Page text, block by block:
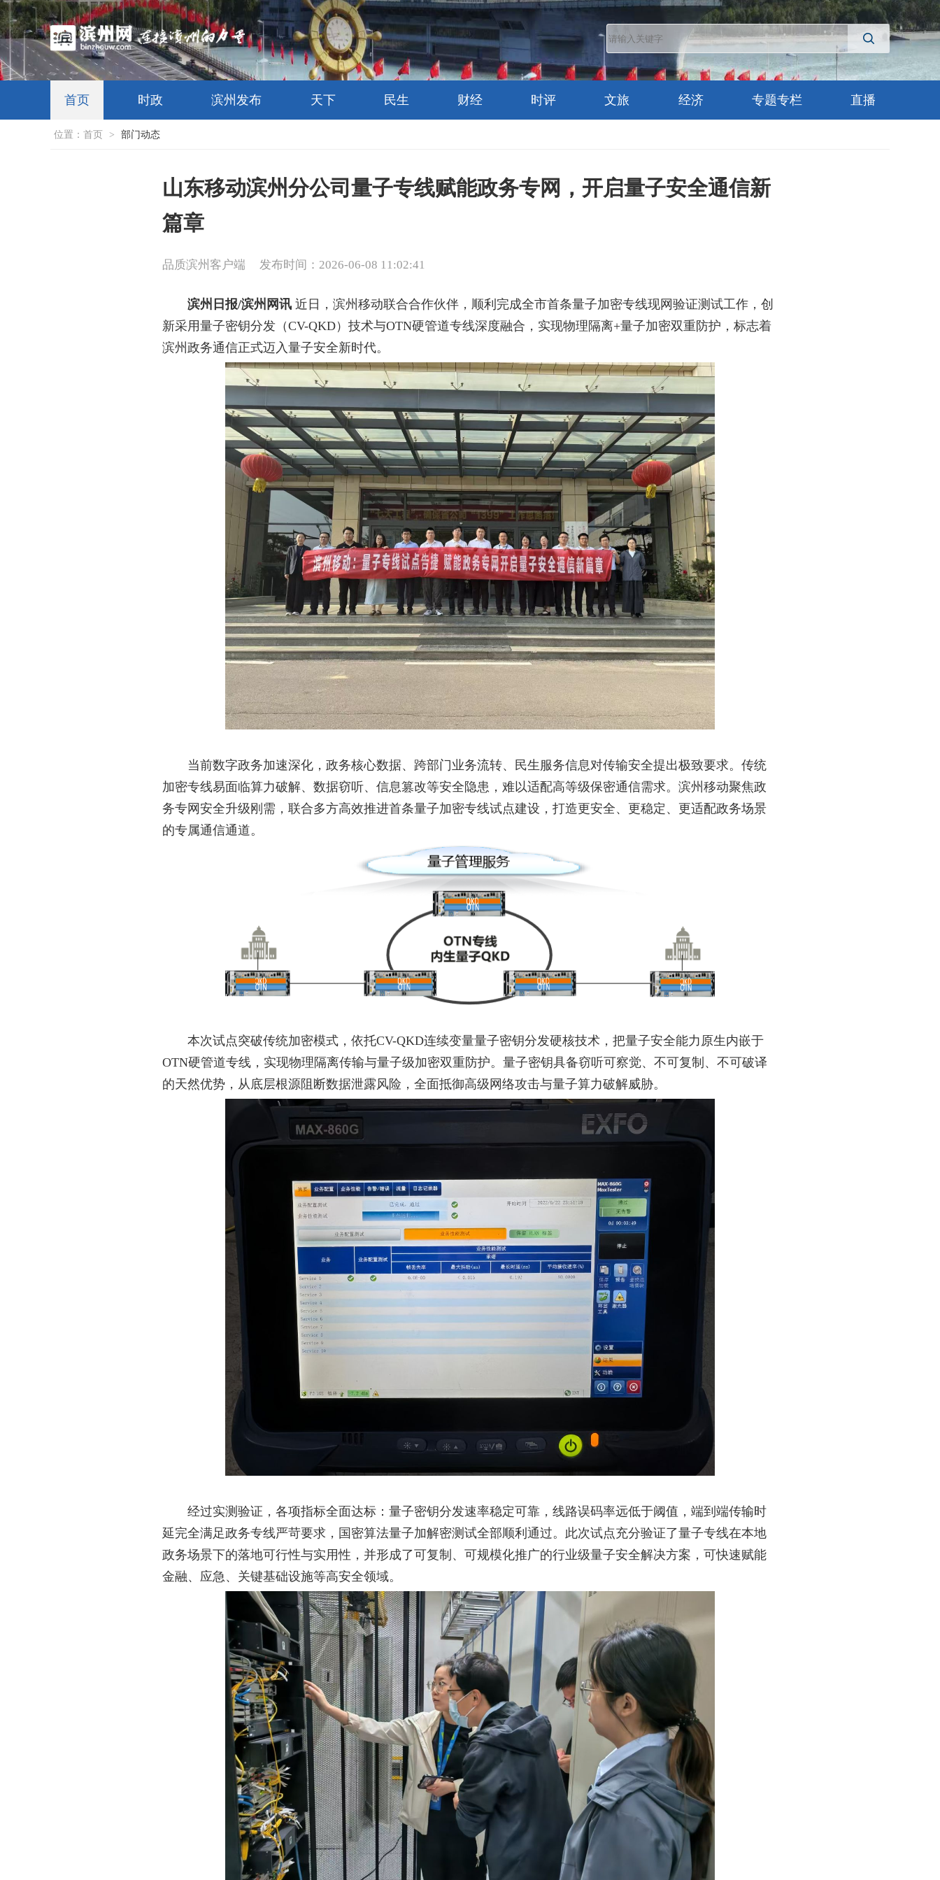
首页 时政 滨州发布 天下 民生 财经 时评 文旅 经济 专题专栏 直播
位置： 首页 > 部门动态
山东移动滨州分公司量子专线赋能政务专网，开启量子安全通信新
篇章
品质滨州客户端 发布时间：2026-06-08 11:02:41
滨州日报/滨州网讯 近日，滨州移动联合合作伙伴，顺利完成全市首条量子加密专线现网验证测试工作，创
新采用量子密钥分发（CV-QKD）技术与OTN硬管道专线深度融合，实现物理隔离+量子加密双重防护，标志着
滨州政务通信正式迈入量子安全新时代。
当前数字政务加速深化，政务核心数据、跨部门业务流转、民生服务信息对传输安全提出极致要求。传统
加密专线易面临算力破解、数据窃听、信息篡改等安全隐患，难以适配高等级保密通信需求。滨州移动聚焦政
务专网安全升级刚需，联合多方高效推进首条量子加密专线试点建设，打造更安全、更稳定、更适配政务场景
的专属通信通道。
本次试点突破传统加密模式，依托CV-QKD连续变量量子密钥分发硬核技术，把量子安全能力原生内嵌于
OTN硬管道专线，实现物理隔离传输与量子级加密双重防护。量子密钥具备窃听可察觉、不可复制、不可破译
的天然优势，从底层根源阻断数据泄露风险，全面抵御高级网络攻击与量子算力破解威胁。
经过实测验证，各项指标全面达标：量子密钥分发速率稳定可靠，线路误码率远低于阈值，端到端传输时
延完全满足政务专线严苛要求，国密算法量子加解密测试全部顺利通过。此次试点充分验证了量子专线在本地
政务场景下的落地可行性与实用性，并形成了可复制、可规模化推广的行业级量子安全解决方案，可快速赋能
金融、应急、关键基础设施等高安全领域。